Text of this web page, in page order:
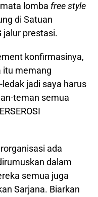
lomba free style
di Satuan
jalur prestasi.
konfirmasinya,
itu memang
jadi saya harus
teman semua
ada
dalam
semua juga
Sarjana. Biarkan